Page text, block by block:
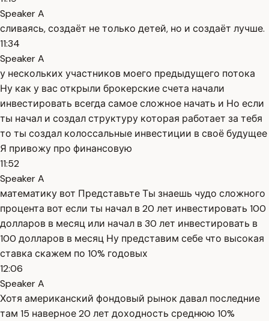
Speaker A
сливаясь, создаёт не только детей, но и создаёт лучше.
11:34
Speaker A
у нескольких участников моего предыдущего потока
Ну как у вас открыли брокерские счета начали
инвестировать всегда самое сложное начать и Но если
ты начал и создал структуру которая работает за тебя
то ты создал колоссальные инвестиции в своё будущее
Я привожу про финансовую
11:52
Speaker A
математику вот Представьте Ты знаешь чудо сложного
процента вот если ты начал в 20 лет инвестировать 100
долларов в месяц или начал в 30 лет инвестировать в
100 долларов в месяц Ну представим себе что высокая
ставка скажем по 10% годовых
12:06
Speaker A
Хотя американский фондовый рынок давал последние
там 15 наверное 20 лет доходность среднюю 10%